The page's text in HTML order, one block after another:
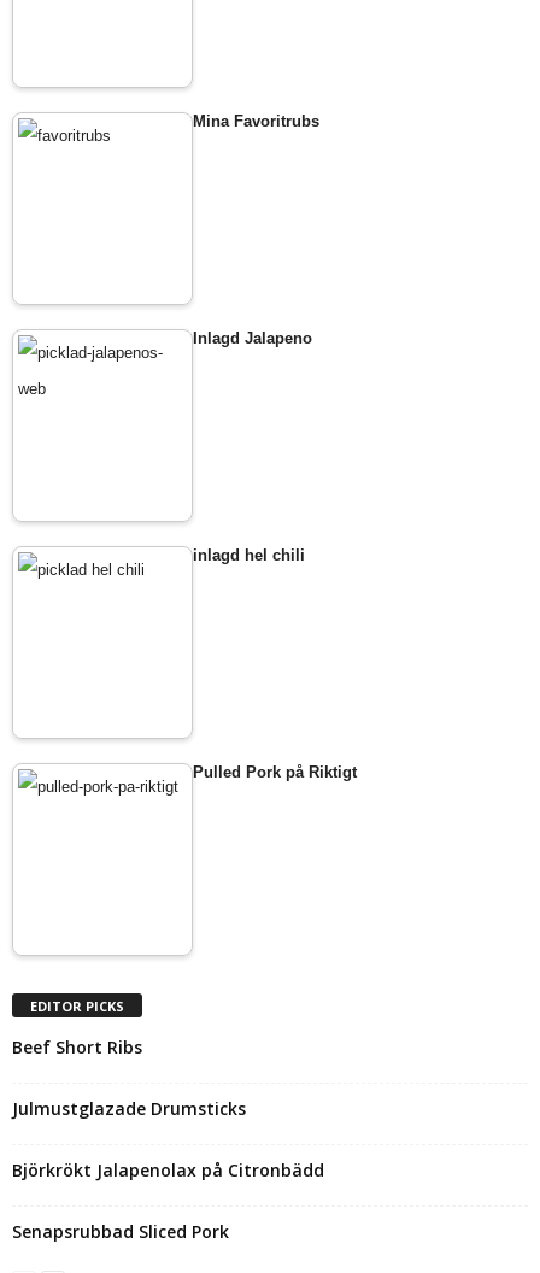
Mina Favoritrubs
Inlagd Jalapeno
inlagd hel chili
Pulled Pork på Riktigt
EDITOR PICKS
Beef Short Ribs
Julmustglazade Drumsticks
Björkrökt Jalapenolax på Citronbädd
Senapsrubbad Sliced Pork